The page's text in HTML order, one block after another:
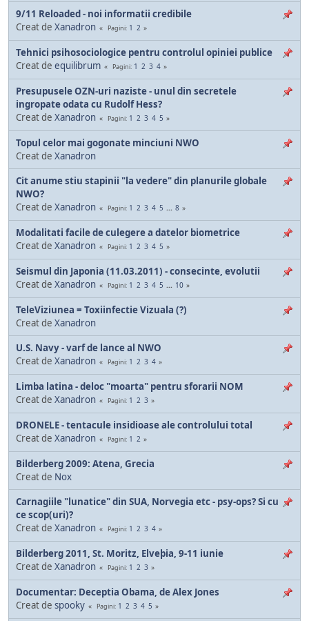
9/11 Reloaded - noi informatii credibile
Creat de Xanadron Pagini 1 2
Tehnici psihosociologice pentru controlul opiniei publice
Creat de equilibrum Pagini 1 2 3 4
Presupusele OZN-uri naziste - unul din secretele
ingropate odata cu Rudolf Hess?
Creat de Xanadron Pagini 1 2 3 4 5
Topul celor mai gogonate minciuni NWO
Creat de Xanadron
Cit anume stiu stapinii "la vedere" din planurile globale
NWO?
Creat de Xanadron Pagini 1 2 3 4 5 ... 8
Modalitati facile de culegere a datelor biometrice
Creat de Xanadron Pagini 1 2 3 4 5
Seismul din Japonia (11.03.2011) - consecinte, evolutii
Creat de Xanadron Pagini 1 2 3 4 5 ... 10
TeleViziunea = Toxiinfectie Vizuala (?)
Creat de Xanadron
U.S. Navy - varf de lance al NWO
Creat de Xanadron Pagini 1 2 3 4
Limba latina - deloc "moarta" pentru sforarii NOM
Creat de Xanadron Pagini 1 2 3
DRONELE - tentacule insidioase ale controlului total
Creat de Xanadron Pagini 1 2
Bilderberg 2009: Atena, Grecia
Creat de Nox
Carnagiile "lunatice" din SUA, Norvegia etc - psy-ops? Si cu
ce scop(uri)?
Creat de Xanadron Pagini 1 2 3 4
Bilderberg 2011, St. Moritz, Elveþia, 9-11 iunie
Creat de Xanadron Pagini 1 2 3
Documentar: Deceptia Obama, de Alex Jones
Creat de spooky Pagini 1 2 3 4 5